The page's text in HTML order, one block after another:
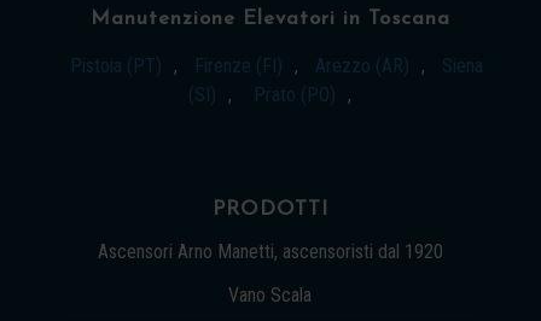
Manutenzione Elevatori in Toscana
Pistoia (PT) , Firenze (FI) , Arezzo (AR) ,
Siena
(SI)
, Prato (PO) ,
PRODOTTI
Ascensori Arno Manetti, ascensoristi dal 1920
Vano Scala